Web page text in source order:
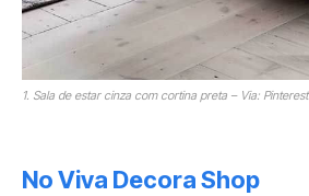
1. Sala de estar cinza com cortina preta – Via: Pinterest
No Viva Decora Shop